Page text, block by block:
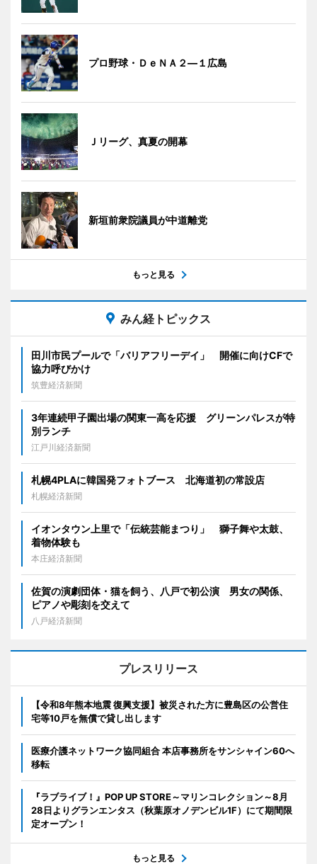
プロ野球・ＤｅＮＡ２―１広島
Ｊリーグ、真夏の開幕
新垣前衆院議員が中道離党
もっと見る
みん経トピックス
田川市民プールで「バリアフリーデイ」 開催に向けCFで
協力呼びかけ
筑豊経済新聞
3年連続甲子園出場の関東一高を応援 グリーンパレスが特
別ランチ
江戸川経済新聞
札幌4PLAに韓国発フォトブース 北海道初の常設店
札幌経済新聞
イオンタウン上里で「伝統芸能まつり」 獅子舞や太鼓、
着物体験も
本庄経済新聞
佐賀の演劇団体・猫を飼う、八戸で初公演 男女の関係、
ピアノや彫刻を交えて
八戸経済新聞
プレスリリース
【令和8年熊本地震 復興支援】被災された方に豊島区の公営住
宅等10戸を無償で貸し出します
医療介護ネットワーク協同組合 本店事務所をサンシャイン60へ
移転
『ラブライブ！』POP UP STORE～マリンコレクション～8月
28日よりグランエンタス（秋葉原オノデンビル1F）にて期間限
定オープン！
もっと見る